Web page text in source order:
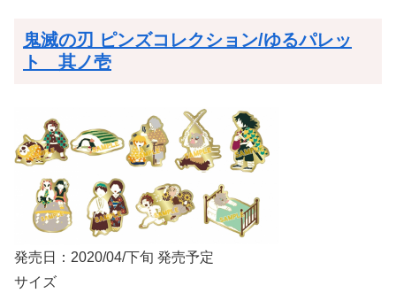
鬼滅の刃 ピンズコレクション/ゆるパレッ
ト 其ノ壱
発売日：2020/04/下旬 発売予定
サイズ